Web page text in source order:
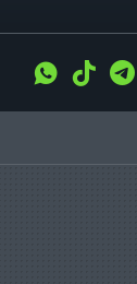
WhatsApp
Tiktok